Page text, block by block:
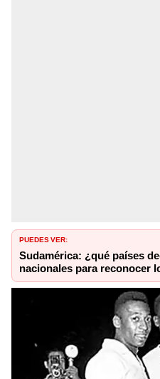
PUEDES VER:
Sudamérica: ¿qué países
nacionales para reconocer